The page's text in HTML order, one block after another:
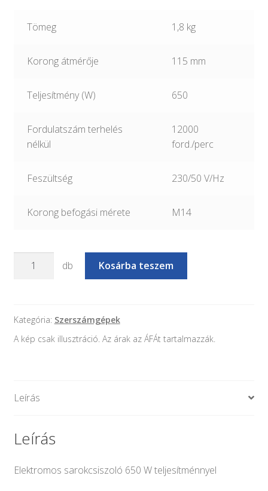
Tömeg 1,8 kg
Korong átmérője 115 mm
Teljesítmény (W) 650
Fordulatszám terhelés
nélkül
12000
ford./perc
Feszültség 230/50 V/Hz
Korong befogási mérete M14
HECHT
sarokcsiszoló
-
db Kosárba teszem
Kategória: Szerszámgépek
A kép csak illusztráció. Az árak az ÁFÁt tartalmazzák.
Leírás
Leírás
Elektromos sarokcsiszoló 650 W teljesítménnyel